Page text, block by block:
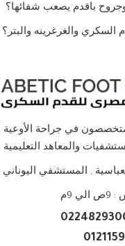
باقدم يصعب شفائها؟
والغرغرينه والبتر؟
في جراحة الأوعية
والمعاهد التعليمية
, المستشفي اليوناني
9م